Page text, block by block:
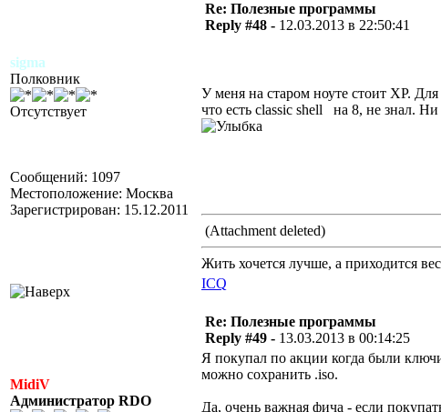
sigma
Полковник
Отсутствует
Сообщений: 1097
Местоположение: Москва
Зарегистрирован: 15.12.2011
Re: Полезные программы
Reply #48 - 12.03.2013 в 22:50:41
У меня на старом ноуте стоит ХР.
что есть classic shell на 8, не знал. Ни
(Attachment deleted)
Жить хочется лучше, а приходится
ICQ
MidiV
Администратор RDO
Re: Полезные программы
Reply #49 - 13.03.2013 в 00:14:25
Я покупал по акции когда были
можно сохранить .iso.
Да, очень важная фича - если